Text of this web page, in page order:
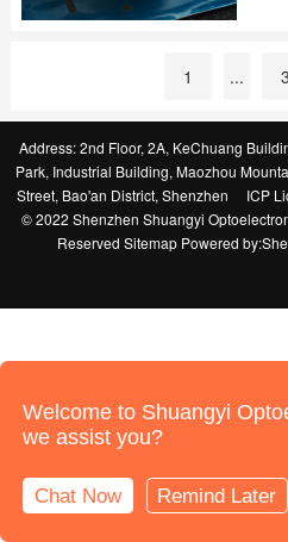
够清
日期
进行
要求
化操
1 ... 3
Address: 2nd Floor, 2A, KeChuang
Park, Industrial Building, Maozhou
Street, Bao'an District, Shenzhen ICP
© 2022 Shenzhen Shuangyi
Reserved Sitemap Powered by:
Welcome to Shuangyi
we assist you?
Chat Now Remind Later
Online Support